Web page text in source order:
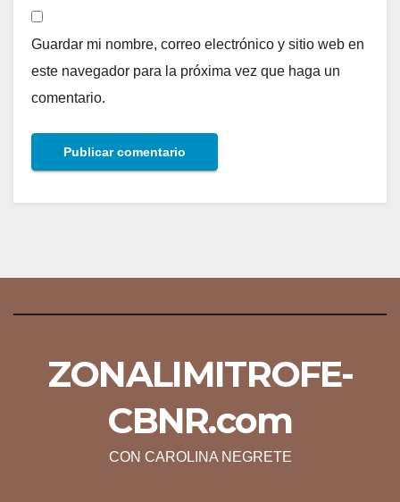
Guardar mi nombre, correo electrónico y sitio web en
este navegador para la próxima vez que haga un
comentario.
ZONALIMITROFE-
CBNR.com
CON CAROLINA NEGRETE